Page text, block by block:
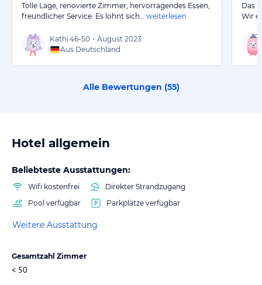
Tolle Lage, renovierte Zimmer, hervorragendes Essen,
freundlicher Service. Es lohnt sich…
weiterlesen
Kathi 46-50 • August 2023
Aus Deutschland
Das
Wir
Alle Bewertungen (55)
Hotel allgemein
Beliebteste Ausstattungen:
Wifi kostenfrei
Direkter Strandzugang
Pool verfügbar
Parkplätze verfügbar
Weitere Ausstattung
Gesamtzahl Zimmer
< 50